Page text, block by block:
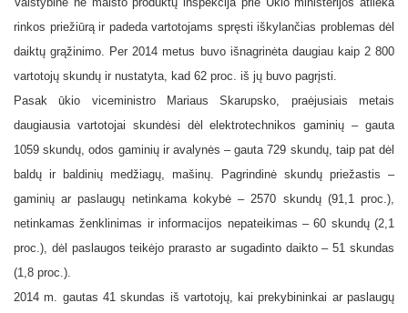
rinkos priežiūrą ir padeda vartotojams spręsti iškylančias problemas dėl
daiktų grąžinimo. Per 2014 metus buvo išnagrinėta daugiau kaip 2 800
vartotojų skundų ir nustatyta, kad 62 proc. iš jų buvo pagrįsti.
Pasak ūkio viceministro Mariaus Skarupsko, praėjusiais metais
daugiausia vartotojai skundėsi dėl elektrotechnikos gaminių – gauta
1059 skundų, odos gaminių ir avalynės – gauta 729 skundų, taip pat dėl
baldų ir baldinių medžiagų, mašinų. Pagrindinė skundų priežastis –
gaminių ar paslaugų netinkama kokybė – 2570 skundų (91,1 proc.),
netinkamas ženklinimas ir informacijos nepateikimas – 60 skundų (2,1
proc.), dėl paslaugos teikėjo prarasto ar sugadinto daikto – 51 skundas
(1,8 proc.).
2014 m. gautas 41 skundas iš vartotojų, kai prekybininkai ar paslaugų